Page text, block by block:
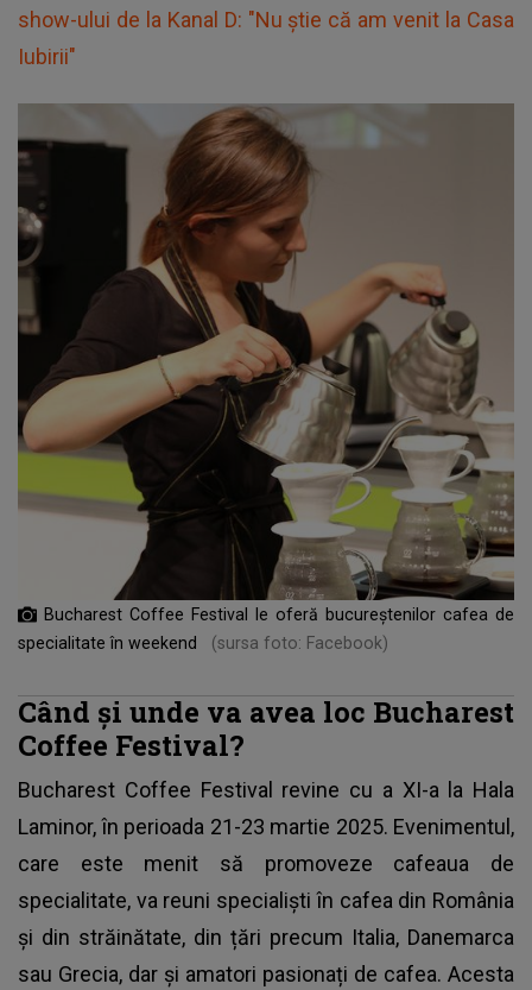
show-ului de la Kanal D: "Nu știe că am venit la Casa
Iubirii"
Bucharest Coffee Festival le oferă bucureștenilor cafea de
specialitate în weekend
(sursa foto: Facebook)
Când și unde va avea loc Bucharest
Coffee Festival?
Bucharest Coffee Festival revine cu a XI-a la Hala
Laminor, în perioada 21-23 martie 2025. Evenimentul,
care este menit să promoveze cafeaua de
specialitate, va reuni specialiști în cafea din România
și din străinătate, din țări precum Italia, Danemarca
sau Grecia, dar și amatori pasionați de cafea. Acesta